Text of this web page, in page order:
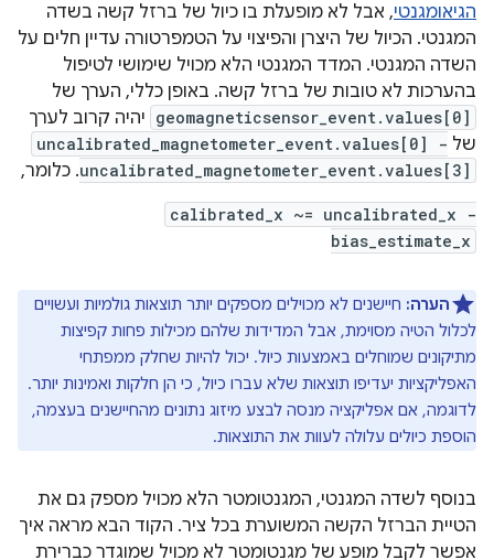
הגיאומגנטי, אבל לא מופעלת בו כיול של ברזל קשה בשדה
המגנטי. הכיול של היצרן והפיצוי על הטמפרטורה עדיין חלים על
השדה המגנטי. המדד המגנטי הלא מכויל שימושי לטיפול
בהערכות לא טובות של ברזל קשה. באופן כללי, הערך של
geomagneticsensor_event.values[0] יהיה קרוב לערך
של uncalibrated_magnetometer_event.values[0] -
uncalibrated_magnetometer_event.values[3]. כלומר,
calibrated_x ~= uncalibrated_x -
bias_estimate_x
הערה: חיישנים לא מכוילים מספקים יותר תוצאות גולמיות ועשויים
לכלול הטיה מסוימת, אבל המדידות שלהם מכילות פחות קפיצות
מתיקונים שמוחלים באמצעות כיול. יכול להיות שחלק ממפתחי
האפליקציות יעדיפו תוצאות שלא עברו כיול, כי הן חלקות ואמינות יותר.
לדוגמה, אם אפליקציה מנסה לבצע מיזוג נתונים מהחיישנים בעצמה,
הוספת כיולים עלולה לעוות את התוצאות.
בנוסף לשדה המגנטי, המגנטומטר הלא מכויל מספק גם את
הטיית הברזל הקשה המשוערת בכל ציר. הקוד הבא מראה איך
אפשר לקבל מופע של מגנטומטר לא מכויל שמוגדר כברירת